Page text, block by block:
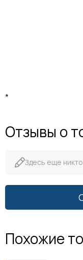
*
Отзывы о
Здесь еще
Похожие